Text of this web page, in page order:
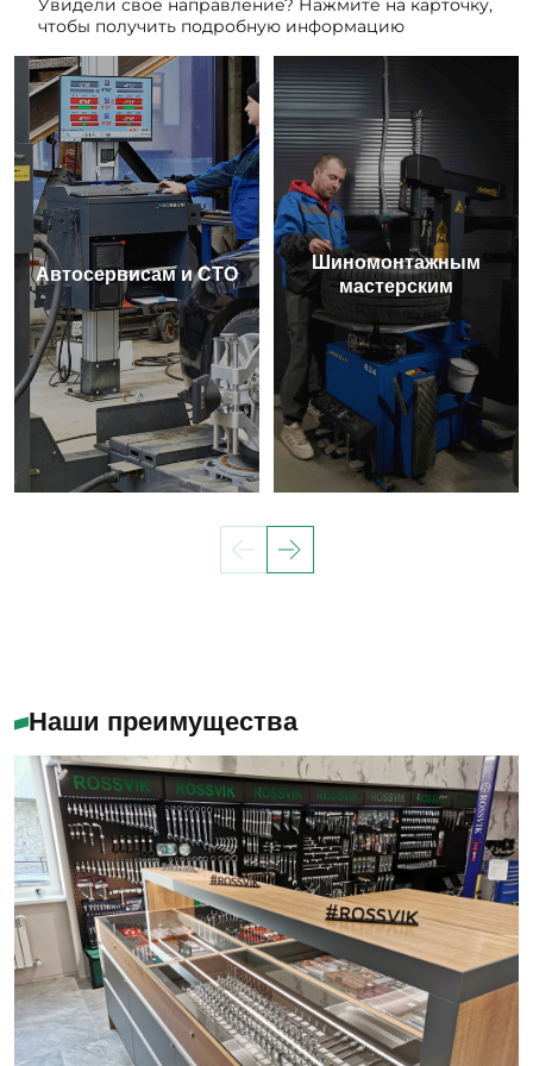
Увидели своё направление? Нажмите на карточку,
чтобы получить подробную информацию
Автосервисам и СТО
Шиномонтажным
мастерским
Наши преимущества